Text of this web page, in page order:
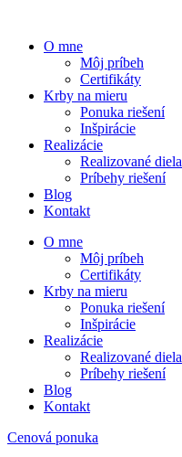
O mne
Môj príbeh
Certifikáty
Krby na mieru
Ponuka riešení
Inšpirácie
Realizácie
Realizované diela
Príbehy riešení
Blog
Kontakt
O mne
Môj príbeh
Certifikáty
Krby na mieru
Ponuka riešení
Inšpirácie
Realizácie
Realizované diela
Príbehy riešení
Blog
Kontakt
Cenová ponuka